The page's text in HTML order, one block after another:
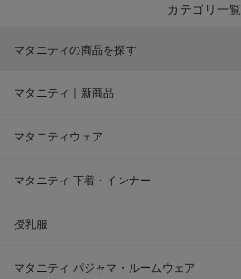
カテゴリ一覧
マタニティの商品を探す
マタニティ｜新商品
マタニティウェア
マタニティ 下着・インナー
授乳服
マタニティ パジャマ・ルームウェア